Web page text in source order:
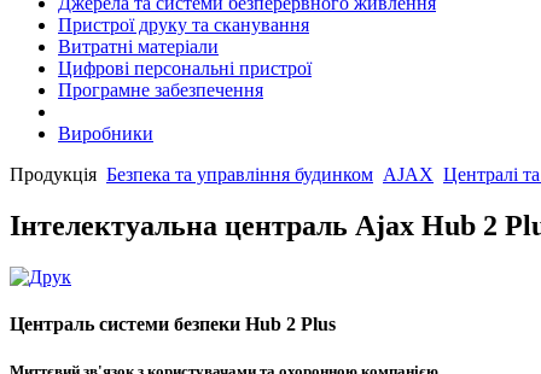
Пристрої друку та сканування
Витратні матеріали
Цифрові персональні пристрої
Програмне забезпечення
Виробники
Продукція Безпека та управління будинком AJAX Централі
Інтелектуальна централь Ajax Hub 2
Централь системи безпеки Hub 2 Plus